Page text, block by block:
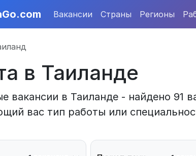
Вакансии Страны Регионы
в Таиланде
вакансии в Таиланде - найдено 91
вас тип работы или